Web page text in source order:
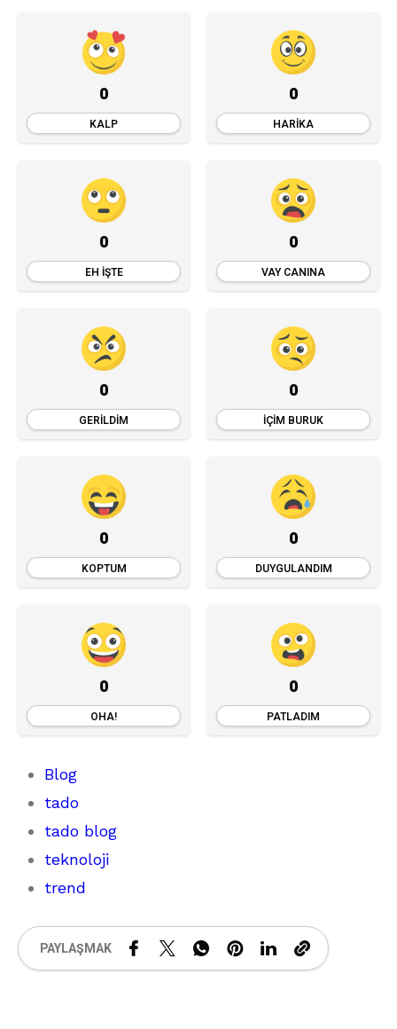
0
KALP
0
HARIKA
0
EH İŞTE
0
VAY CANINA
0
GERILDIM
0
İÇIM BURUK
0
KOPTUM
0
DUYGULANDIM
0
OHA!
0
PATLADIM
Blog
tado
tado blog
teknoloji
trend
PAYLAŞMAK